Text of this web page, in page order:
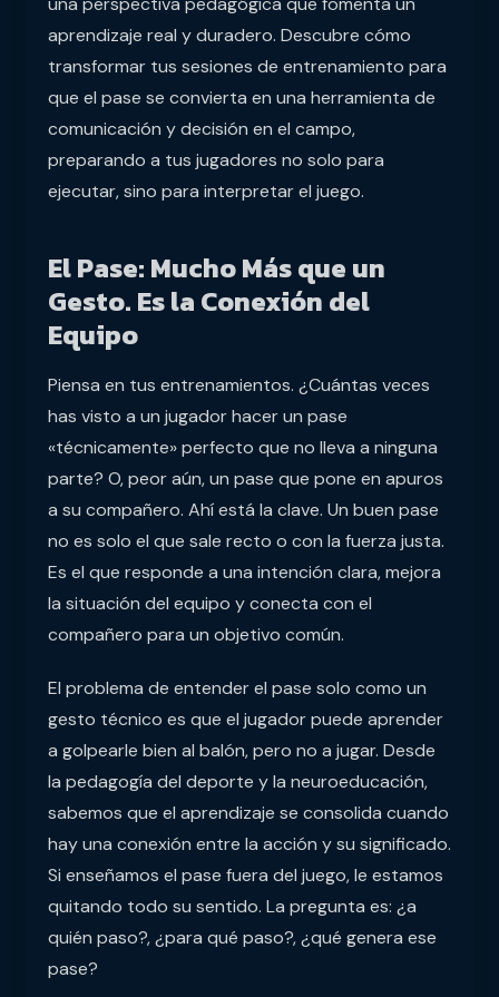
aprendizaje real y duradero. Descubre cómo
transformar tus sesiones de entrenamiento para
que el pase se convierta en una herramienta de
comunicación y decisión en el campo,
preparando a tus jugadores no solo para
ejecutar, sino para interpretar el juego.
El Pase: Mucho Más que un
Gesto. Es la Conexión del
Equipo
Piensa en tus entrenamientos. ¿Cuántas veces
has visto a un jugador hacer un pase
«técnicamente» perfecto que no lleva a ninguna
parte? O, peor aún, un pase que pone en apuros
a su compañero. Ahí está la clave. Un buen pase
no es solo el que sale recto o con la fuerza justa.
Es el que responde a una intención clara, mejora
la situación del equipo y conecta con el
compañero para un objetivo común.
El problema de entender el pase solo como un
gesto técnico es que el jugador puede aprender
a golpearle bien al balón, pero no a jugar. Desde
la pedagogía del deporte y la neuroeducación,
sabemos que el aprendizaje se consolida cuando
hay una conexión entre la acción y su significado.
Si enseñamos el pase fuera del juego, le estamos
quitando todo su sentido. La pregunta es: ¿a
quién paso?, ¿para qué paso?, ¿qué genera ese
pase?